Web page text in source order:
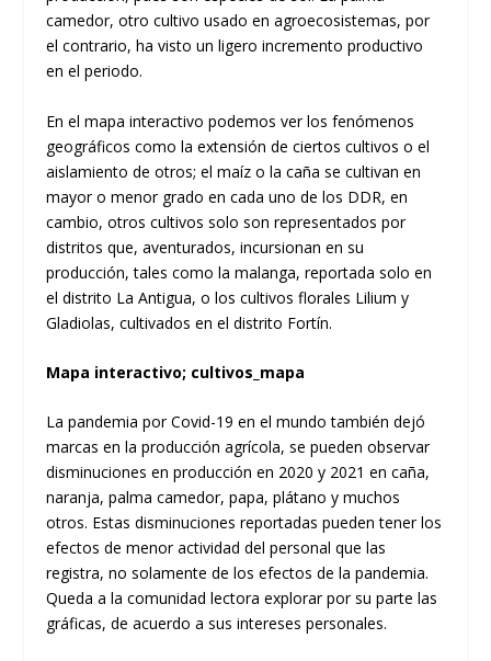
camedor, otro cultivo usado en agroecosistemas, por
el contrario, ha visto un ligero incremento productivo
en el periodo.
En el mapa interactivo podemos ver los fenómenos
geográficos como la extensión de ciertos cultivos o el
aislamiento de otros; el maíz o la caña se cultivan en
mayor o menor grado en cada uno de los DDR, en
cambio, otros cultivos solo son representados por
distritos que, aventurados, incursionan en su
producción, tales como la malanga, reportada solo en
el distrito La Antigua, o los cultivos florales Lilium y
Gladiolas, cultivados en el distrito Fortín.
Mapa interactivo; cultivos_mapa
La pandemia por Covid-19 en el mundo también dejó
marcas en la producción agrícola, se pueden observar
disminuciones en producción en 2020 y 2021 en caña,
naranja, palma camedor, papa, plátano y muchos
otros. Estas disminuciones reportadas pueden tener los
efectos de menor actividad del personal que las
registra, no solamente de los efectos de la pandemia.
Queda a la comunidad lectora explorar por su parte las
gráficas, de acuerdo a sus intereses personales.